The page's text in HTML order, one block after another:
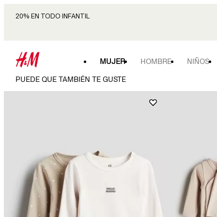
20% EN TODO INFANTIL
MUJER HOMBRE NIÑOS
PUEDE QUE TAMBIÉN TE GUSTE